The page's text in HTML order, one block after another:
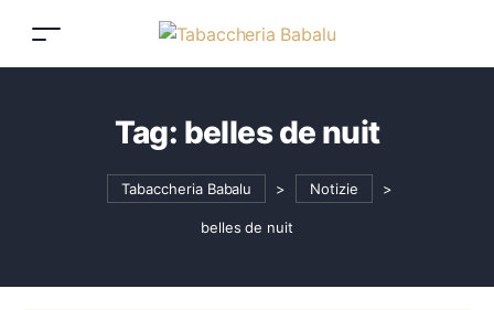
Tag: belles de nuit
Tabaccheria Babalu > Notizie >
belles de nuit